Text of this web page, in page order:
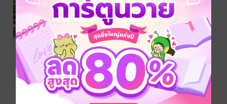
การนวดเพื่อ
ดูแลผู้สูงอายุใน
บ้านด้วยตนเอง
ภัทรพร ใบพลูทอง/
Miracle
Duck/LECSA
สุขภาพ
No Rating